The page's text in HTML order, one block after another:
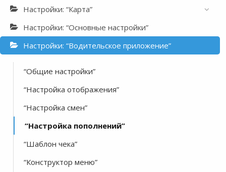
Настройки: “Карта”
Настройки: “Основные настройки”
Настройки: “Водительское приложение”
“Общие настройки”
“Настройка отображения”
“Настройка смен”
“Настройка пополнений”
“Шаблон чека”
“Конструктор меню”